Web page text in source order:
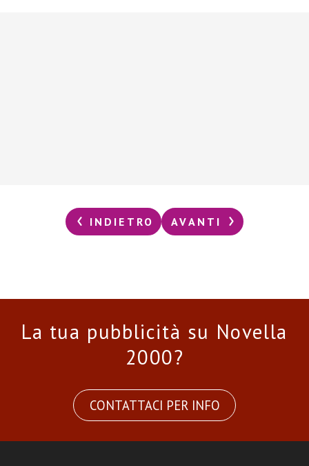
INDIETRO AVANTI
La tua pubblicità su Novella
2000?
CONTATTACI PER INFO